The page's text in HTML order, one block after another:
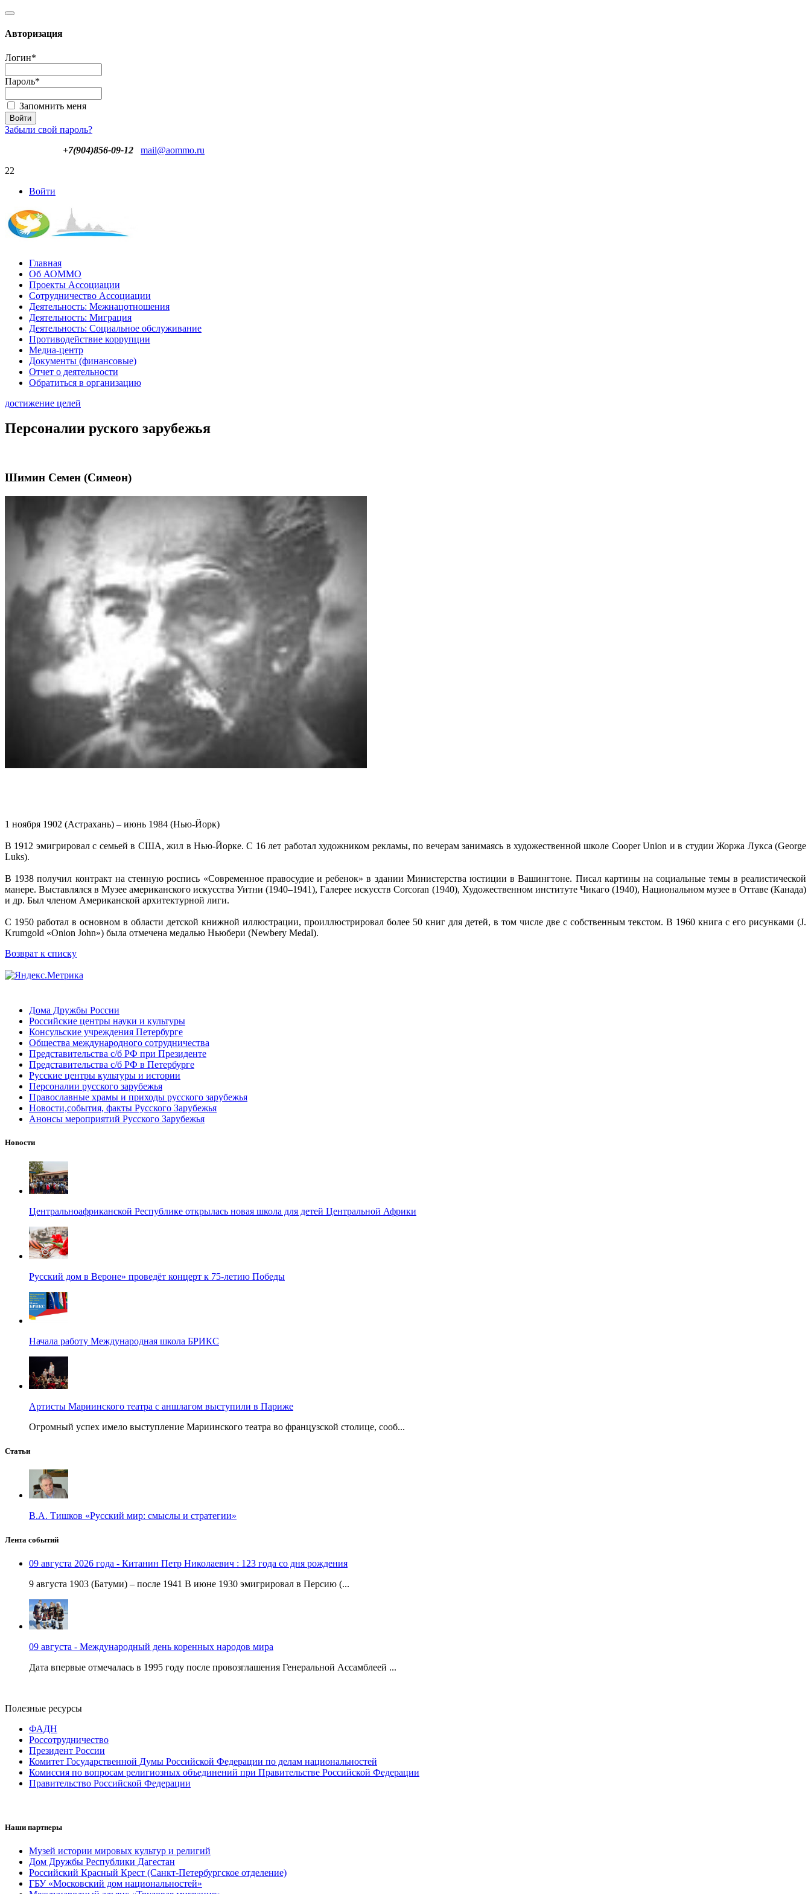
Авторизация
Логин*
Пароль*
Запомнить меня
Забыли свой пароль?
+7(904)856-09-12
mail@aommo.ru
22
Войти
Главная
Об АОММО
Проекты Ассоциации
Сотрудничество Ассоциации
Деятельность: Межнацотношения
Деятельность: Миграция
Деятельность: Социальное обслуживание
Противодействие коррупции
Медиа-центр
Документы (финансовые)
Отчет о деятельности
Обратиться в организацию
достижение целей
Персоналии руского зарубежья
Шимин Семен (Симеон)
1 ноября 1902 (Астрахань) – июнь 1984 (Нью-Йорк)
В 1912 эмигрировал с семьей в США, жил в Нью-Йорке. С 16 лет работал художником рекламы, по вечерам занимаясь в художественной школе Cooper Union и в студии Жоржа Лукса (George
Luks).
В 1938 получил контракт на стенную роспись «Современное правосудие и ребенок» в здании Министерства юстиции в Вашингтоне. Писал картины на социальные темы в реалистической
манере. Выставлялся в Музее американского искусства Уитни (1940–1941), Галерее искусств Corcoran (1940), Художественном институте Чикаго (1940), Национальном музее в Оттаве (Канада)
и др. Был членом Американской архитектурной лиги.
С 1950 работал в основном в области детской книжной иллюстрации, проиллюстрировал более 50 книг для детей, в том числе две с собственным текстом. В 1960 книга с его рисунками (J.
Krumgold «Onion John») была отмечена медалью Ньюбери (Newbery Medal).
Возврат к списку
Дома Дружбы России
Российские центры науки и культуры
Консульские учреждения Петербурге
Общества международного сотрудничества
Представительства с/б РФ при Президенте
Представительства с/б РФ в Петербурге
Русские центры культуры и истории
Персоналии русского зарубежья
Православные храмы и приходы русского зарубежья
Новости,события, факты Русского Зарубежья
Анонсы мероприятий Русского Зарубежья
Новости
Центральноафриканской Республике открылась новая школа для детей Центральной Африки
Русский дом в Вероне» проведёт концерт к 75-летию Победы
Начала работу Международная школа БРИКС
Артисты Мариинского театра с аншлагом выступили в Париже
Огромный успех имело выступление Мариинского театра во французской столице, сооб...
Статьи
В.А. Тишков «Русский мир: смыслы и стратегии»
Лента событий
09 августа 2026 года - Китанин Петр Николаевич : 123 года со дня рождения
9 августа 1903 (Батуми) – после 1941 В июне 1930 эмигрировал в Персию (...
09 августа - Международный день коренных народов мира
Дата впервые отмечалась в 1995 году после провозглашения Генеральной Ассамблеей ...
Полезные ресурсы
ФАДН
Россотрудничество
Президент России
Комитет Государственной Думы Российской Федерации по делам национальностей
Комиссия по вопросам религиозных объединений при Правительстве Российской Федерации
Правительство Российской Федерации
Наши партнеры
Музей истории мировых культур и религий
Дом Дружбы Республики Дагестан
Российский Красный Крест (Санкт-Петербургское отделение)
ГБУ «Московский дом национальностей»